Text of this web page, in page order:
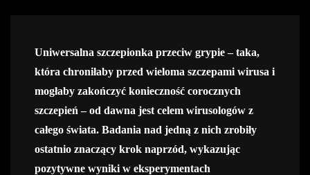
Uniwersalna szczepionka przeciw grypie – taka,
która chroniłaby przed wieloma szczepami wirusa i
mogłaby zakończyć konieczność corocznych
szczepień – od dawna jest celem wirusologów z
całego świata. Badania nad jedną z nich zrobiły
ostatnio znaczący krok naprzód, wykazując
pozytywne wyniki w eksperymentach